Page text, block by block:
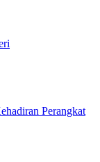
Untuk
Kalurahan
Perangkat